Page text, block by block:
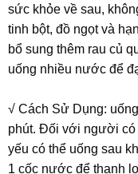
sức khỏe về sau,
tinh bột, đồ ngọt và
bổ sung thêm rau củ
uống nhiều nước để
√ Cách Sử Dụng:
phút. Đối với người có
yếu có thể uống sau
1 cốc nước để thanh